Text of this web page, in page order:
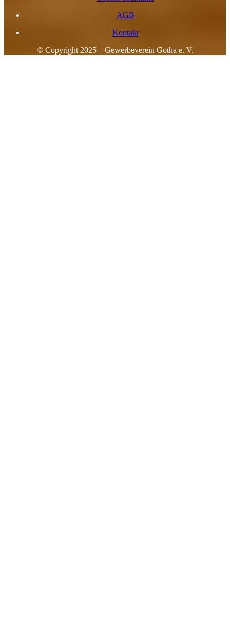
AGB
Kontakt
© Copyright 2025 – Gewerbeverein Gotha e. V.